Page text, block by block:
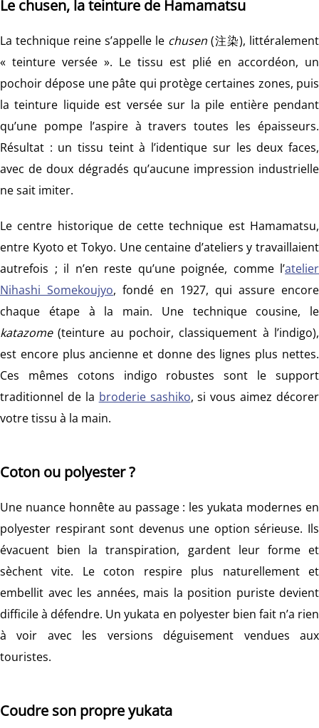
Le chusen, la teinture de Hamamatsu
La technique reine s’appelle le chusen (注染), littéralement
« teinture versée ». Le tissu est plié en accordéon, un
pochoir dépose une pâte qui protège certaines zones, puis
la teinture liquide est versée sur la pile entière pendant
qu’une pompe l’aspire à travers toutes les épaisseurs.
Résultat : un tissu teint à l’identique sur les deux faces,
avec de doux dégradés qu’aucune impression industrielle
ne sait imiter.
Le centre historique de cette technique est Hamamatsu,
entre Kyoto et Tokyo. Une centaine d’ateliers y travaillaient
autrefois ; il n’en reste qu’une poignée, comme l’atelier
Nihashi Somekoujyo, fondé en 1927, qui assure encore
chaque étape à la main. Une technique cousine, le
katazome(teinture au pochoir, classiquement à l’indigo),
est encore plus ancienne et donne des lignes plus nettes.
Ces mêmes cotons indigo robustes sont le support
traditionnel de la broderie sashiko, si vous aimez décorer
votre tissu à la main.
Coton ou polyester ?
Une nuance honnête au passage : les yukata modernes en
polyester respirant sont devenus une option sérieuse. Ils
évacuent bien la transpiration, gardent leur forme et
sèchent vite. Le coton respire plus naturellement et
embellit avec les années, mais la position puriste devient
difficile à défendre. Un yukata en polyester bien fait n’a rien
à voir avec les versions déguisement vendues aux
touristes.
Coudre son propre yukata